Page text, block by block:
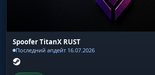
Spoofer TitanX RUST
Последний апдейт 16.07.2026